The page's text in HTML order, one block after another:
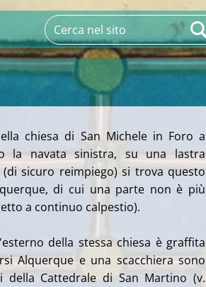
chiesa di San Michele in Foro a
la navata sinistra, su una lastra
(di sicuro reimpiego) si trova questo
di cui una parte non è più
a continuo calpestio).
della stessa chiesa è graffita
Alquerque e una scacchiera sono
Cattedrale di San Martino (v.